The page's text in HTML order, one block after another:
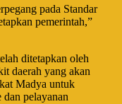
pada Standar
pemerintah,”
ditetapkan oleh
daerah yang akan
Madya untuk
pelayanan